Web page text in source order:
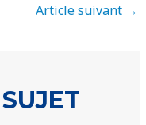
Article suivant →